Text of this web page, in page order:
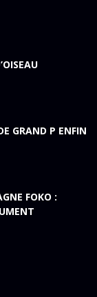
GRAND P ENFIN
FOKO :